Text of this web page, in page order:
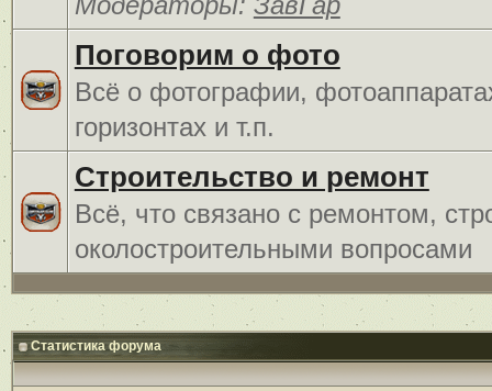
Поговорим о фото
Всё о фотографии,
горизонтах и т.п.
Строительство и ремонт
Всё, что связано с ремонтом,
околостроительными вопросами
Статистика форума